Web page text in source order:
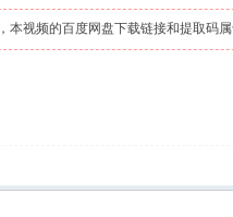
本视频的百度网盘下载链接和提取码